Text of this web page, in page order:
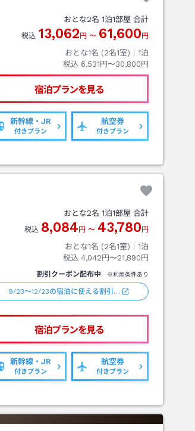
おとな2名 1泊1部屋 合計
税込 13,062 円 〜 61,600 円
おとな1名 (2名1室)｜ 1泊
税込 6,531円〜30,800円
宿泊プランを見る
新幹線・JR
付きプラン
航空券
付きプラン
おとな2名 1泊1部屋 合計
税込 8,084 円 〜 43,780 円
おとな1名 (2名1室)｜ 1泊
税込 4,042円〜21,890円
割引クーポン配布中 ※利用条件あり
9/23～12/23の宿泊に使える割引…
宿泊プランを見る
新幹線・JR
付きプラン
航空券
付きプラン